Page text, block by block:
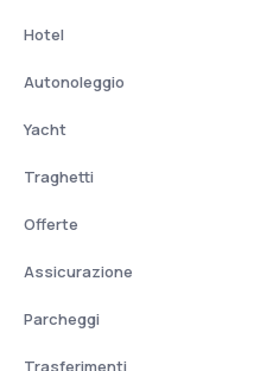
Hotel
Autonoleggio
Yacht
Traghetti
Offerte
Assicurazione
Parcheggi
Trasferimenti